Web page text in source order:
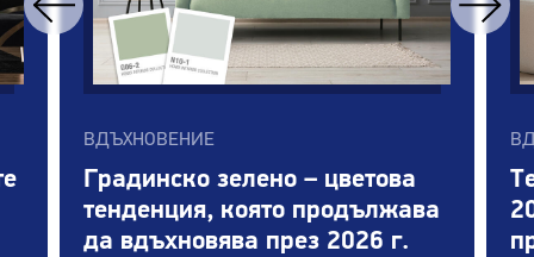
ВДЪХНОВЕНИЕ
Градинско зелено – цветова
тенденция, която продължава
да вдъхновява през 2026 г.